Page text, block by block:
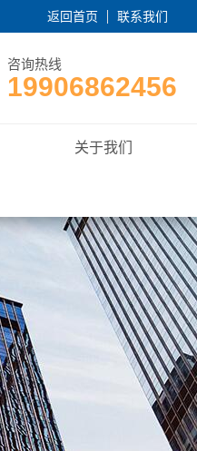
返回首页 联系我们
咨询热线
19906862456
关于我们